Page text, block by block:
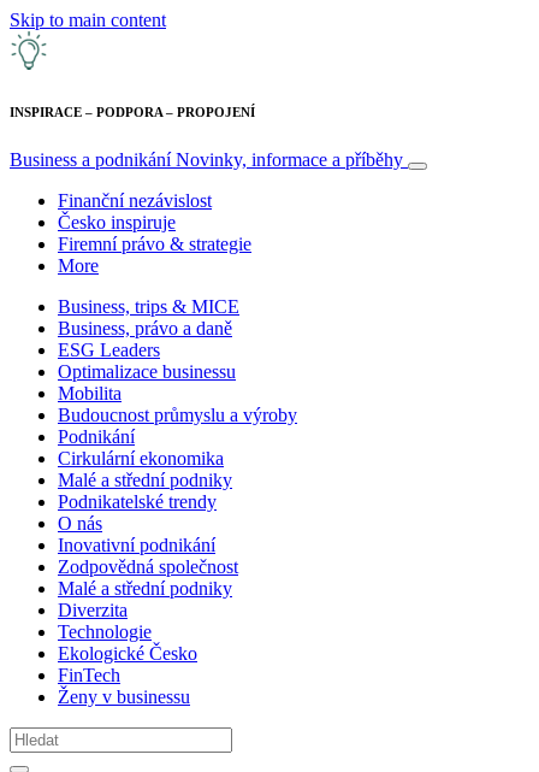
Skip to main content
INSPIRACE – PODPORA – PROPOJENÍ
Business a podnikáníNovinky, informace a příběhy
Finanční nezávislost
Česko inspiruje
Firemní právo & strategie
More
Business, trips & MICE
Business, právo a daně
ESG Leaders
Optimalizace businessu
Mobilita
Budoucnost průmyslu a výroby
Podnikání
Cirkulární ekonomika
Malé a střední podniky
Podnikatelské trendy
O nás
Inovativní podnikání
Zodpovědná společnost
Malé a střední podniky
Diverzita
Technologie
Ekologické Česko
FinTech
Ženy v businessu